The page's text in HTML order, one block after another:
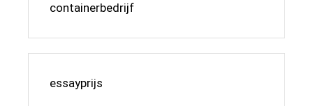
containerbedrijf
essayprijs